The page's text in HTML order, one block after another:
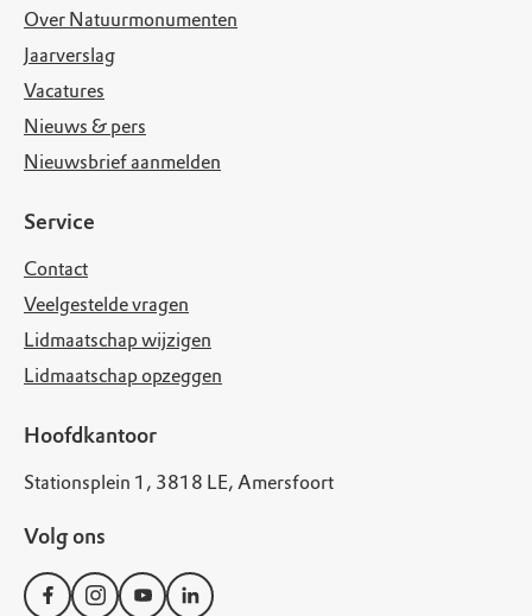
Over Natuurmonumenten
Jaarverslag
Vacatures
Nieuws & pers
Nieuwsbrief aanmelden
Service
Contact
Veelgestelde vragen
Lidmaatschap wijzigen
Lidmaatschap opzeggen
Hoofdkantoor
Stationsplein 1, 3818 LE, Amersfoort
Volg ons